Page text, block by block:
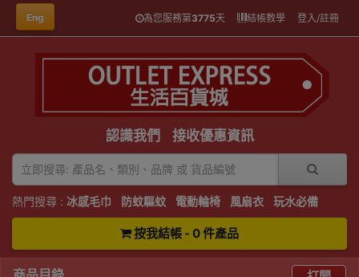
Eng 為您服務第3775天 結帳教學 登入/註冊
認識我們 接收優惠資訊
熱門搜尋 : 冰感毛巾 防蚊驅蚊 電動輪椅 風扇衣 玩水必備
按我結帳 - 0 件產品